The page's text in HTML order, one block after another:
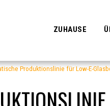
ZUHAUSE
Produktionslinie für Low-E-